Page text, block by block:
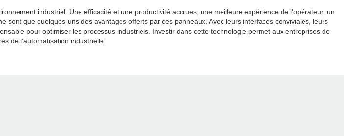
industriel. Une efficacité et une productivité accrues, une meilleure expérience de l'opérateur, un
que quelques-uns des avantages offerts par ces panneaux. Avec leurs interfaces conviviales, leurs
pour optimiser les processus industriels. Investir dans cette technologie permet aux entreprises de
de l'automatisation industrielle.